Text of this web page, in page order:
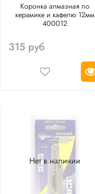
Коронка алмазная по
керамике и кафелю 12мм
400012
315 руб
Нет в наличии